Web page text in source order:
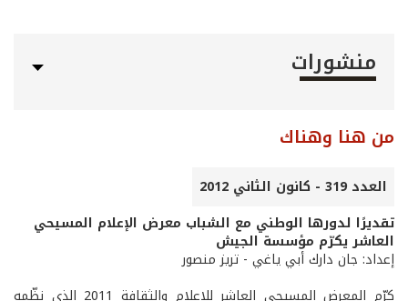
منشورات
من هنا وهناك
العدد 319 - كانون الثاني 2012
تقديرًا لدورها الوطني مع الشباب معرض الإعلام المسيحي
العاشر يكرّم مؤسسة الجيش
إعداد: جان دارك أبي ياغي - تريز منصور
كرّم المعرض المسيحي العاشر للإعلام والثقافة 2011 الذي نظّمه